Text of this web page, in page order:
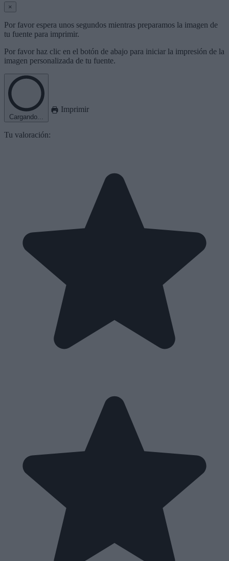
×
Por favor espera unos segundos mientras preparamos la imagen de
tu fuente para imprimir.
Por favor haz clic en el botón de abajo para iniciar la impresión de la
imagen personalizada de tu fuente.
Cargando...
Imprimir
Tu valoración: